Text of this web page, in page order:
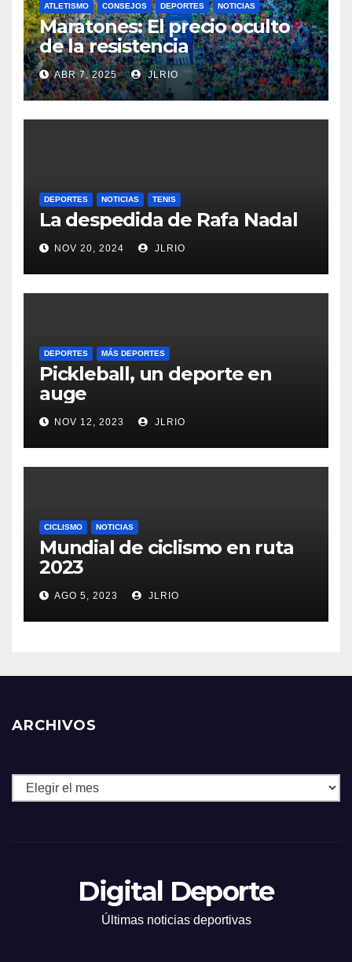
ATLETISMO CONSEJOS DEPORTES NOTICIAS
Maratones: El precio oculto
de la resistencia
ABR 7, 2025 JLRIO
DEPORTES NOTICIAS TENIS
La despedida de Rafa Nadal
NOV 20, 2024 JLRIO
DEPORTES MÁS DEPORTES
Pickleball, un deporte en
auge
NOV 12, 2023 JLRIO
CICLISMO NOTICIAS
Mundial de ciclismo en ruta
2023
AGO 5, 2023 JLRIO
ARCHIVOS
Archivos
Digital Deporte
Últimas noticias deportivas